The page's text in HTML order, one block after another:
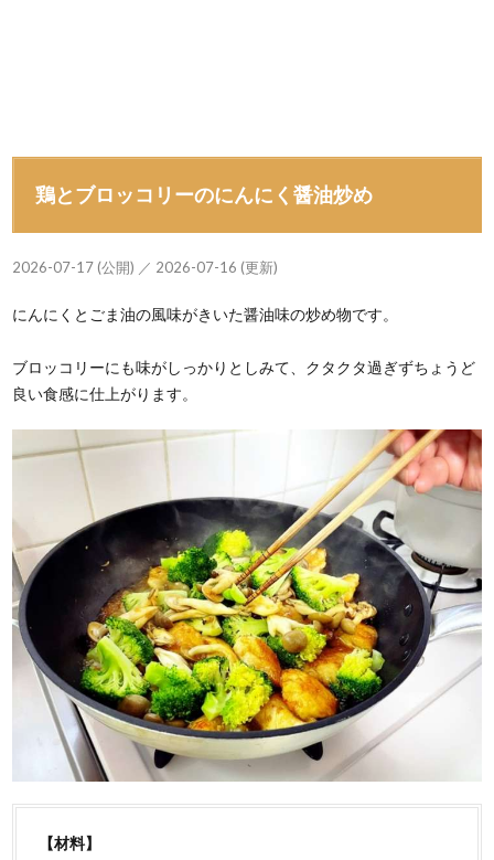
鶏とブロッコリーのにんにく醤油炒め
2026-07-17 (公開) ／ 2026-07-16 (更新)
にんにくとごま油の風味がきいた醤油味の炒め物です。
ブロッコリーにも味がしっかりとしみて、クタクタ過ぎずちょうど
良い食感に仕上がります。
【材料】